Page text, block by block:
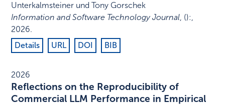
Unterkalmsteiner und Tony Gorschek
Information and Software Technology Journal, ():,
2026.
Details
URL DOI BIB
2026
Reflections on the Reproducibility of
Commercial LLM Performance in Empirical